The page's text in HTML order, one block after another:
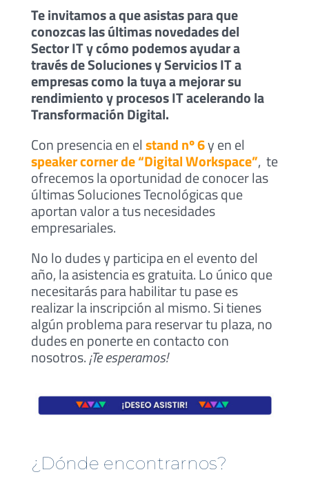
Te invitamos a que asistas para que
conozcas las últimas novedades del
Sector IT y cómo podemos ayudar a
través de Soluciones y Servicios IT a
empresas como la tuya a mejorar su
rendimiento y procesos IT acelerando la
Transformación Digital.
Con presencia en elstand nº 6y en el
speaker corner de “Digital Workspace”, te
ofrecemos la oportunidad de conocer las
últimas Soluciones Tecnológicas que
aportan valor a tus necesidades
empresariales.
No lo dudes y participa en el evento del
año, la asistencia es gratuita. Lo único que
necesitarás para habilitar tu pase es
realizar la inscripción al mismo. Si tienes
algún problema para reservar tu plaza, no
dudes en ponerte en contacto con
nosotros.¡Te esperamos!
¿Dónde encontrarnos?